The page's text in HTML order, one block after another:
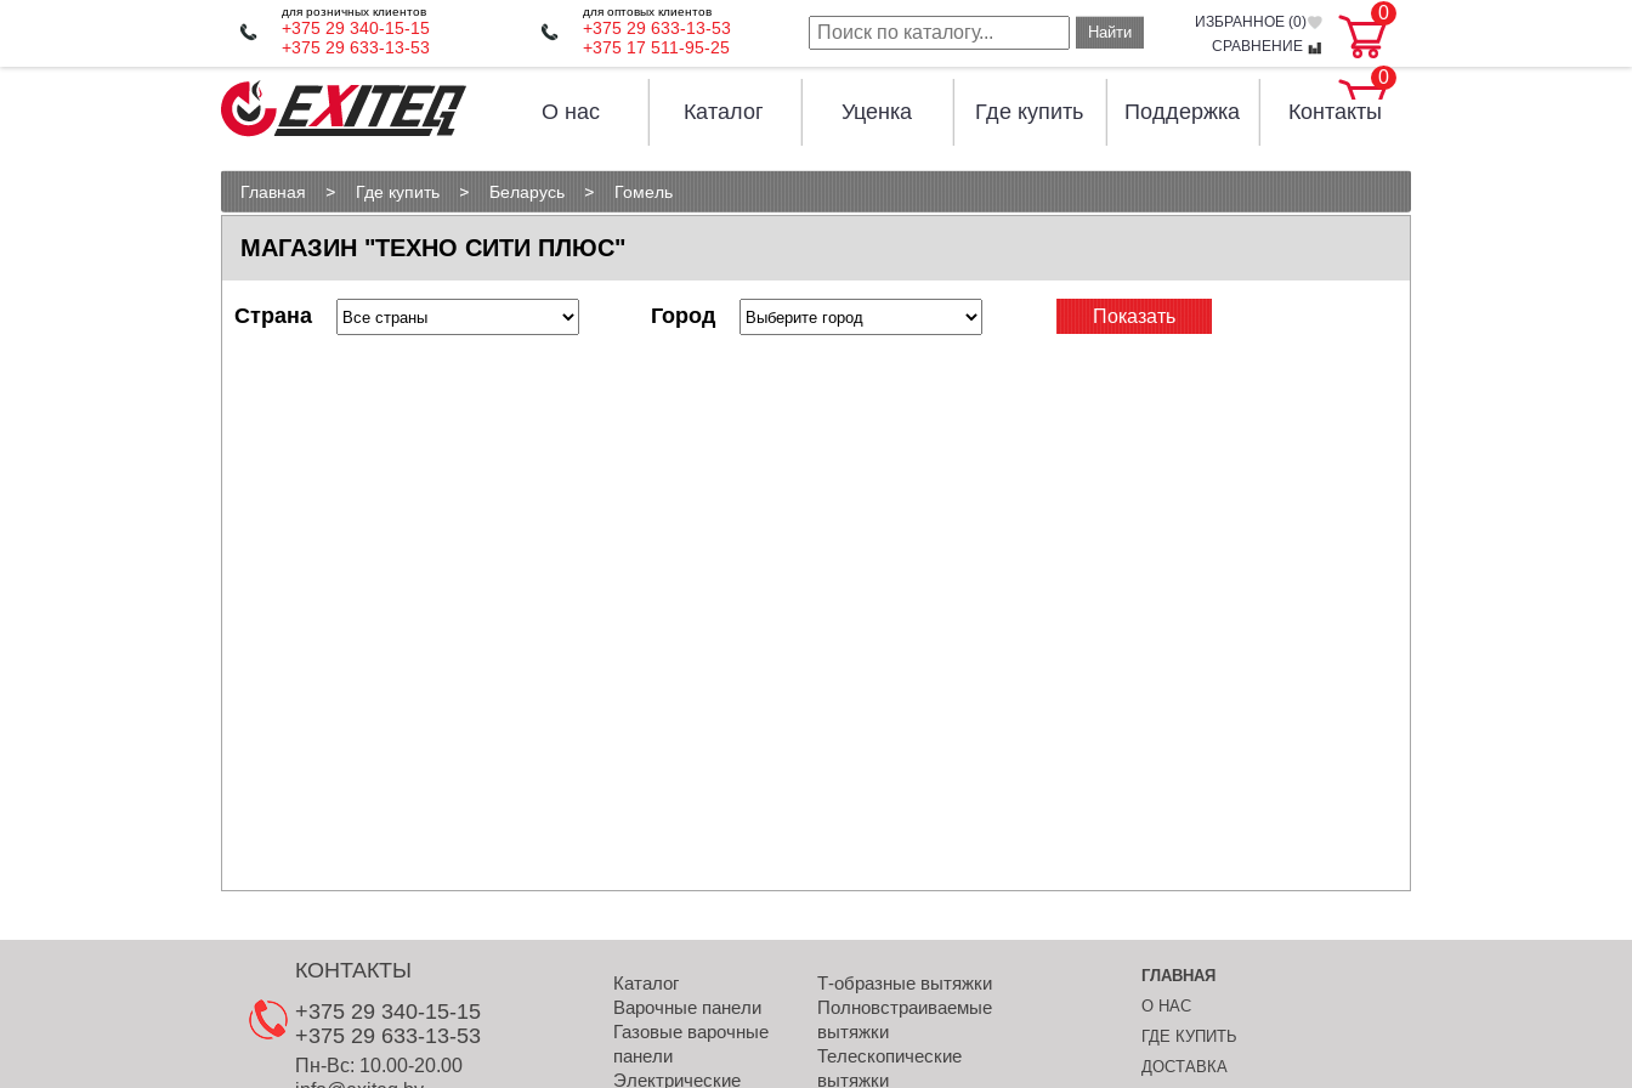
для розничных клиентов
+375 29 340-15-15
+375 29 633-13-53
для оптовых клиентов
+375 29 633-13-53
+375 17 511-95-25
Найти
ИЗБРАННОЕ (0)
СРАВНЕНИЕ
0
0
О нас Каталог Уценка Где купить Поддержка Контакты
Главная Где купить Беларусь Гомель
МАГАЗИН "ТЕХНО СИТИ ПЛЮС"
Страна Город Показать
КОНТАКТЫ
+375 29 340-15-15
+375 29 633-13-53
Пн-Вс: 10.00-20.00
Каталог
Варочные панели
Газовые варочные
панели
Электрические
Т-образные вытяжки
Полновстраиваемые
вытяжки
Телескопические
вытяжки
ГЛАВНАЯ
О НАС
ГДЕ КУПИТЬ
ДОСТАВКА